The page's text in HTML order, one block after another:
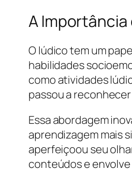
A
O lúdico tem um
habilidades
como atividades
passou a
Essa abordagem
aprendizagem mais
aperfeiçoou seu
conteúdos e